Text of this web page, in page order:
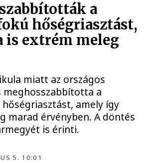
a
hőségriasztást,
is extrém meleg
miatt az országos
a
amely így
marad érvényben. A döntés
is érinti.
5. 10:01